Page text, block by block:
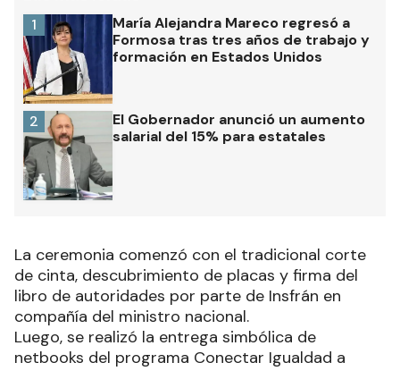
María Alejandra Mareco regresó a
Formosa tras tres años de trabajo y
formación en Estados Unidos
1
El Gobernador anunció un aumento
salarial del 15% para estatales
2
La ceremonia comenzó con el tradicional corte
de cinta, descubrimiento de placas y firma del
libro de autoridades por parte de Insfrán en
compañía del ministro nacional.
Luego, se realizó la entrega simbólica de
netbooks del programa Conectar Igualdad a